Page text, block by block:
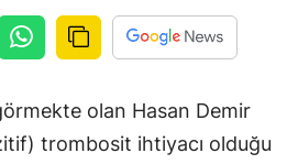
olan Hasan Demir
trombosit ihtiyacı olduğu